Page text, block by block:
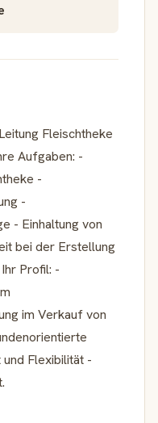
Fleischtheke
Aufgaben: -
-
-
- Einhaltung von
bei der Erstellung
Profil: -
im Verkauf von
Flexibilität -